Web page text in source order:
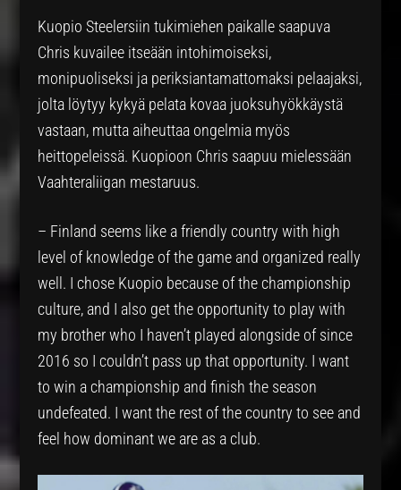
Kuopio Steelersiin tukimiehen paikalle saapuva
Chris kuvailee itseään intohimoiseksi,
monipuoliseksi ja periksiantamattomaksi pelaajaksi,
jolta löytyy kykyä pelata kovaa juoksuhyökkäystä
vastaan, mutta aiheuttaa ongelmia myös
heittopeleissä. Kuopioon Chris saapuu mielessään
Vaahteraliigan mestaruus.
– Finland seems like a friendly country with high
level of knowledge of the game and organized really
well. I chose Kuopio because of the championship
culture, and I also get the opportunity to play with
my brother who I haven’t played alongside of since
2016 so I couldn’t pass up that opportunity. I want
to win a championship and finish the season
undefeated. I want the rest of the country to see and
feel how dominant we are as a club.